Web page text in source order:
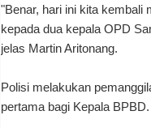
"Benar, hari ini kita kembali
kepada dua kepala OPD
jelas Martin Aritonang.
Polisi melakukan
pertama bagi Kepala BPBD.